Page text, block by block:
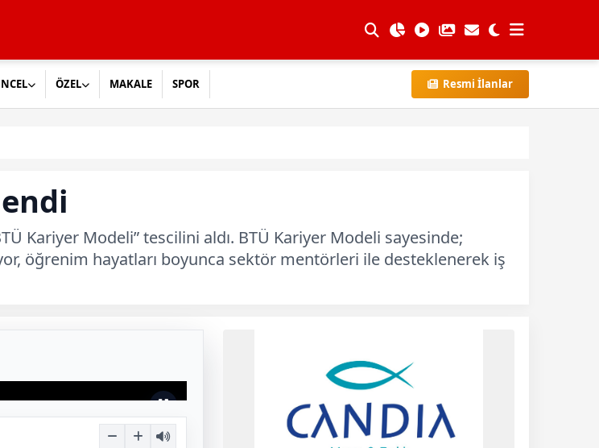
ÖZEL MAKALE SPOR Resmi İlanlar
Kariyer Modeli” tescilini aldı. BTÜ Kariyer Modeli sayesinde;
öğrenim hayatları boyunca sektör mentörleri ile desteklenerek iş